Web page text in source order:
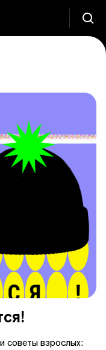
советы взрослых: